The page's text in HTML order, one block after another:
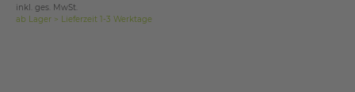
inkl. ges. MwSt.
ab Lager > Lieferzeit 1-3 Werktage